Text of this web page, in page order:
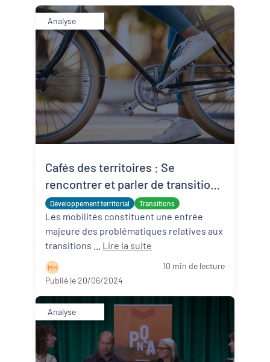
Thématiques
Démarches alimentaires de territoire
Développement territorial
Inclusion numérique
Politique de la ville
Revitalisation des centres-bourgs et
centres-villes
Dynamiques territoriales pour l’emploi
Transitions
Date de publication
Analyse
Développement territorial Transitions
Cafés des territoires : Se
rencontrer et parler de transition
territoriale sous le prisme des
mobilités
Les mobilités constituent une entrée
majeure des problématiques relatives aux
Lire la suite
M H
10 min de lecture
Publié le 20/06/2024
Analyse